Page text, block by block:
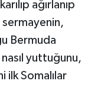
ağırlanıp
Bermuda
yuttuğunu,
ilk Somalılar